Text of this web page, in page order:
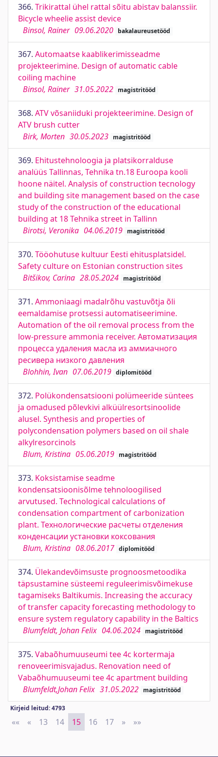
366. Trikirattal ühel rattal sõitu abistav balanssiir.
Bicycle wheelie assist device
Binsol, Rainer 09.06.2020 bakalaureusetööd
367. Automaatse kaablikerimisseadme
projekteerimine. Design of automatic cable
coiling machine
Binsol, Rainer 31.05.2022 magistritööd
368. ATV võsaniiduki projekteerimine. Design of
ATV brush cutter
Birk, Morten 30.05.2023 magistritööd
369. Ehitustehnoloogia ja platsikorralduse
analüüs Tallinnas, Tehnika tn.18 Euroopa kooli
hoone näitel. Analysis of construction tecnology
and building site management based on the case
study of the construction of the educational
building at 18 Tehnika street in Tallinn
Birotsi, Veronika 04.06.2019 magistritööd
370. Tööohutuse kultuur Eesti ehitusplatsidel.
Safety culture on Estonian construction sites
Bitšikov, Carina 28.05.2024 magistritööd
371. Ammoniaagi madalrõhu vastuvõtja õli
eemaldamise protsessi automatiseerimine.
Automation of the oil removal process from the
low-pressure ammonia receiver. Автоматизация
процесса удаления масла из аммиачного
ресивера низкого давления
Blohhin, Ivan 07.06.2019 diplomitööd
372. Polükondensatsiooni polümeeride süntees
ja omadused põlevkivi alküülresortsinoolide
alusel. Synthesis and properties of
polycondensation polymers based on oil shale
alkylresorcinols
Blum, Kristina 05.06.2019 magistritööd
373. Koksistamise seadme
kondensatsioonisõlme tehnoloogilised
arvutused. Technological calculations of
condensation compartment of carbonization
plant. Технологические расчеты отделения
конденсации установки коксования
Blum, Kristina 08.06.2017 diplomitööd
374. Ülekandevõimsuste prognoosmetoodika
täpsustamine süsteemi reguleerimisvõimekuse
tagamiseks Baltikumis. Increasing the accuracy
of transfer capacity forecasting methodology to
ensure system regulatory capability in the Baltics
Blumfeldt, Johan Felix 04.06.2024 magistritööd
375. Vabaõhumuuseumi tee 4c kortermaja
renoveerimisvajadus. Renovation need of
Vabaõhumuuseumi tee 4c apartment building
Blumfeldt,Johan Felix 31.05.2022 magistritööd
Kirjeid leitud: 4793
«« First
« Previous
13 14 15 16 17 » Next
»»